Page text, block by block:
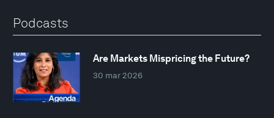
Podcasts
Are Markets Mispricing the Future?
30 mar 2026